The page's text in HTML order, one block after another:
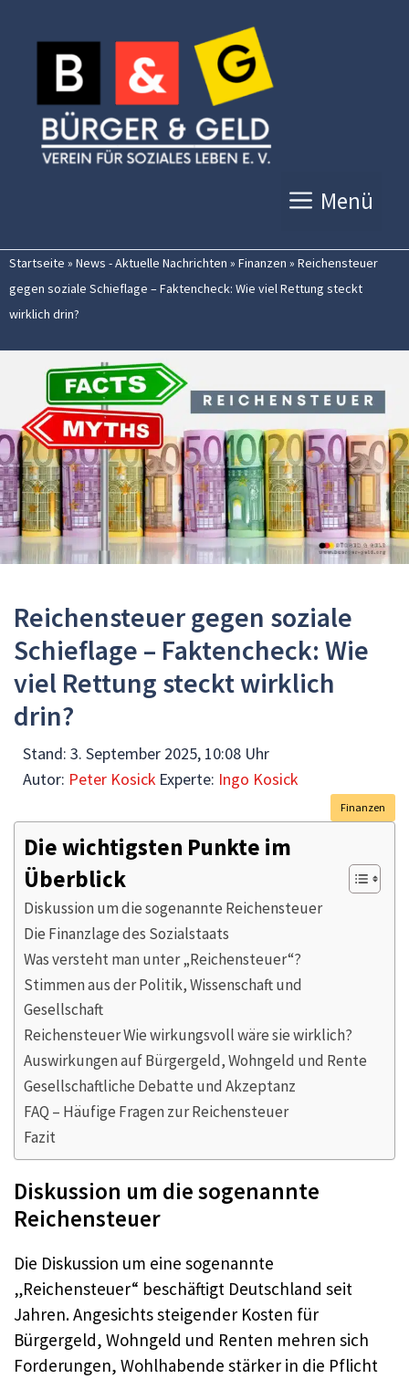
Inhalt
springen
Menü
Startseite » News - Aktuelle Nachrichten » Finanzen » Reichensteuer
gegen soziale Schieflage – Faktencheck: Wie viel Rettung steckt
wirklich drin?
Reichensteuer gegen soziale
Schieflage – Faktencheck: Wie
viel Rettung steckt wirklich
drin?
Stand: 3. September 2025, 10:08 Uhr
Autor: Peter Kosick Experte: Ingo Kosick
Finanzen
Die wichtigsten Punkte im
Überblick
Diskussion um die sogenannte Reichensteuer
Die Finanzlage des Sozialstaats
Was versteht man unter „Reichensteuer“?
Stimmen aus der Politik, Wissenschaft und
Gesellschaft
Reichensteuer Wie wirkungsvoll wäre sie wirklich?
Auswirkungen auf Bürgergeld, Wohngeld und Rente
Gesellschaftliche Debatte und Akzeptanz
FAQ – Häufige Fragen zur Reichensteuer
Fazit
Diskussion um die sogenannte
Reichensteuer
Die Diskussion um eine sogenannte
„Reichensteuer“ beschäftigt Deutschland seit
Jahren. Angesichts steigender Kosten für
Bürgergeld, Wohngeld und Renten mehren sich
Forderungen, Wohlhabende stärker in die Pflicht